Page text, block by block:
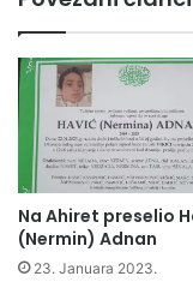
Na Ahiret preselio
(Nermin) Adnan
23. Januara 2023.